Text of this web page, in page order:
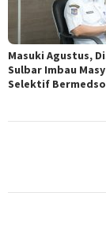
Masuki Agustus,
Sulbar Imbau
Selektif